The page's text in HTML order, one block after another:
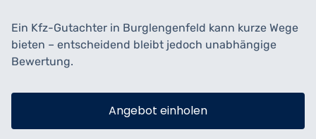
Ein Kfz-Gutachter in Burglengenfeld kann kurze Wege
bieten – entscheidend bleibt jedoch unabhängige
Bewertung.
Angebot einholen